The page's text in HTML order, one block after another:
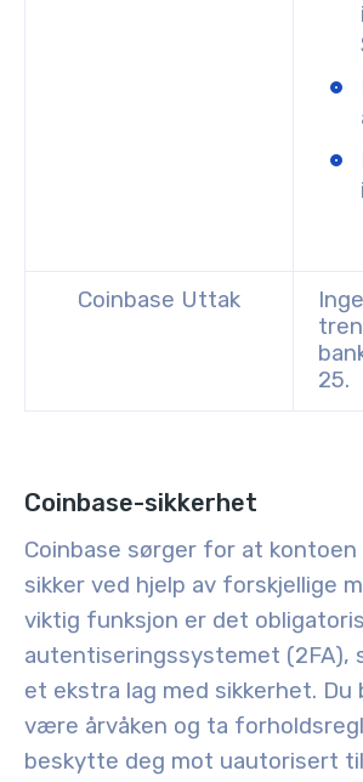
Coinbase Uttak
25.
Coinbase-sikkerhet
Coinbase sørger for at
sikker ved hjelp av forskjellige
viktig funksjon er det
autentiseringssystemet (2FA),
et ekstra lag med sikkerhet. Du
være årvåken og ta
beskytte deg mot uautorisert